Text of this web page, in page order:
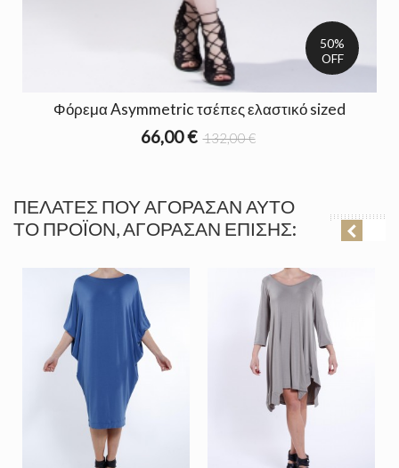
50%
OFF
Φόρεμα Asymmetric τσέπες ελαστικό sized
66,00 € 132,00 €
ΠΕΛΆΤΕΣ ΠΟΥ ΑΓΌΡΑΣΑΝ ΑΥΤΌ
ΤΟ ΠΡΟΪΌΝ, ΑΓΌΡΑΣΑΝ ΕΠΊΣΗΣ: